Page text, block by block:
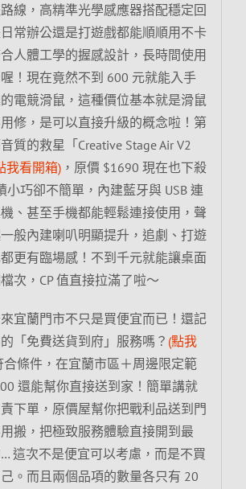
線，高精準光學感應器搭配穩定回
常辦公還是打遊戲都能順順用不卡
人體工學的握感設計，長時間使用
！現在竟然不到 600 元就能入手
電競滑鼠，這種價位基本就是滑鼠
修，是可以直接升級的概念啦！第
質的救星「Creative Stage Air V2
我看開箱)，原價 $1690 現在也下殺
小巧卻不簡單，內建藍牙與 USB 連
、甚至手機都能輕鬆連接使用，聲
般內建喇叭明顯提升，追劇、打遊
更有臨場感！不到千元就能讓桌面
次，CP 值直接拉滿了啦～
宜蘭門市不只是買便宜而已！還記
「免費送貨到府」服務嗎？ (點我
合條件，在宜蘭市區＋周邊限定範
還能幫你直接送到家！簡單講就
下單，原價屋幫你把戰利品送到門
搬，把極致服務體驗直接開到最
這次不是便宜可以考慮，而是不買
。而且兩個品項的數量各只有 20